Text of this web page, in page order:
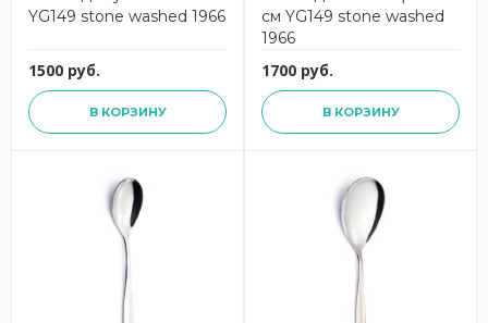
YG149 stone washed 1966
1500 руб.
В КОРЗИНУ
см YG149 stone washed
1966
1700 руб.
В КОРЗИНУ